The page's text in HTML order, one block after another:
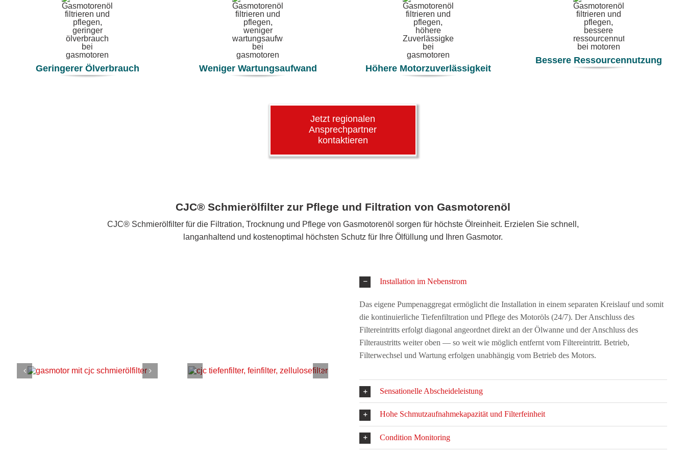
Geringerer Ölverbrauch Weniger Wartungsaufwand Höhere Motorzuverlässigkeit
Bessere Ressourcennutzung
Jetzt regionalen
Ansprechpartner
kontaktieren
CJC® Schmierölfilter zur Pflege und Filtration von Gasmotorenöl
CJC® Schmierölfilter für die Filtration, Trocknung und Pflege von Gasmotorenöl sorgen für höchste Ölreinheit. Erzielen Sie schnell,
langanhaltend und kostenoptimal höchsten Schutz für Ihre Ölfüllung und Ihren Gasmotor.
Installation im Nebenstrom
Das eigene Pumpenaggregat ermöglicht die Installation in einem separaten Kreislauf und somit
die kontinuierliche Tiefenfiltration und Pflege des Motoröls (24/7). Der Anschluss des
Filtereintritts erfolgt diagonal angeordnet direkt an der Ölwanne und der Anschluss des
Filteraustritts weiter oben — so weit wie möglich entfernt vom Filtereintritt. Betrieb,
Filterwechsel und Wartung erfolgen unabhängig vom Betrieb des Motors.
Sensationelle Abscheideleistung
Hohe Schmutzaufnahmekapazität und Filterfeinheit
Condition Monitoring